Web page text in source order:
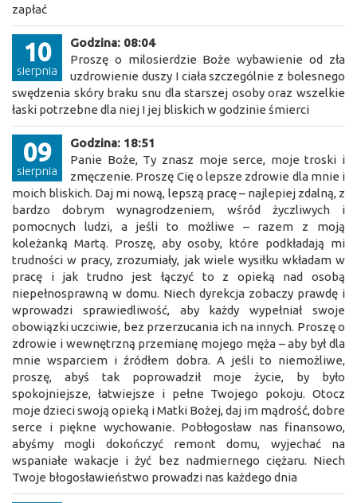
zapłać
10
sierpnia
Godzina: 08:04
Proszę o milosierdzie Boże wybawienie od zła
uzdrowienie duszy I ciała szczególnie z bolesnego
swędzenia skóry braku snu dla starszej osoby oraz wszelkie
łaski potrzebne dla niej I jej bliskich w godzinie śmierci
09
sierpnia
Godzina: 18:51
Panie Boże, Ty znasz moje serce, moje troski i
zmęczenie. Proszę Cię o lepsze zdrowie dla mnie i
moich bliskich. Daj mi nową, lepszą pracę – najlepiej zdalną, z
bardzo dobrym wynagrodzeniem, wśród życzliwych i
pomocnych ludzi, a jeśli to możliwe – razem z moją
koleżanką Martą. Proszę, aby osoby, które podkładają mi
trudności w pracy, zrozumiały, jak wiele wysiłku wkładam w
pracę i jak trudno jest łączyć to z opieką nad osobą
niepełnosprawną w domu. Niech dyrekcja zobaczy prawdę i
wprowadzi sprawiedliwość, aby każdy wypełniał swoje
obowiązki uczciwie, bez przerzucania ich na innych. Proszę o
zdrowie i wewnętrzną przemianę mojego męża – aby był dla
mnie wsparciem i źródłem dobra. A jeśli to niemożliwe,
proszę, abyś tak poprowadził moje życie, by było
spokojniejsze, łatwiejsze i pełne Twojego pokoju. Otocz
moje dzieci swoją opieką i Matki Bożej, daj im mądrość, dobre
serce i piękne wychowanie. Pobłogosław nas finansowo,
abyśmy mogli dokończyć remont domu, wyjechać na
wspaniałe wakacje i żyć bez nadmiernego ciężaru. Niech
Twoje błogosławieństwo prowadzi nas każdego dnia